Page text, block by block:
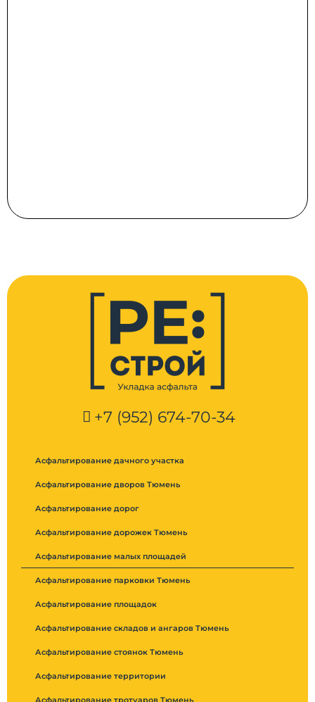
+7 (952) 674-70-34
Асфальтирование дачного участка
Асфальтирование дворов Тюмень
Асфальтирование дорог
Асфальтирование дорожек Тюмень
Асфальтирование малых площадей
Асфальтирование парковки Тюмень
Асфальтирование площадок
Асфальтирование складов и ангаров Тюмень
Асфальтирование стоянок Тюмень
Асфальтирование территории
Асфальтирование тротуаров Тюмень